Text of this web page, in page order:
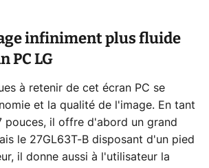
infiniment plus fluide
PC LG
à retenir de cet écran PC se
et la qualité de l'image. En tant
pouces, il offre d'abord un grand
le 27GL63T-B disposant d'un pied
il donne aussi à l'utilisateur la